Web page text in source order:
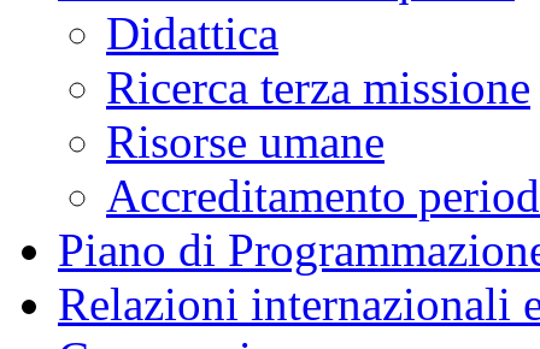
Didattica
Ricerca terza missione
Risorse umane
Accreditamento
Piano di
Relazioni internazionali